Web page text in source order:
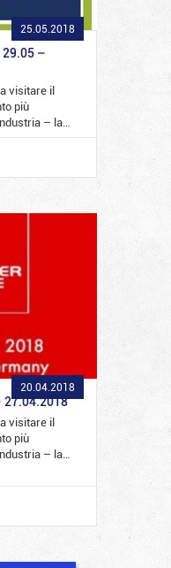
25.05.2018
29.05 –
visitare il
più
– la…
20.04.2018
27.04.2018
visitare il
più
– la…